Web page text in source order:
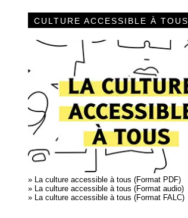
CULTURE ACCESSIBLE À TOUS
» La culture accessible à tous (Format PDF)
» La culture accessible à tous (Format audio)
» La culture accessible à tous (Format FALC)